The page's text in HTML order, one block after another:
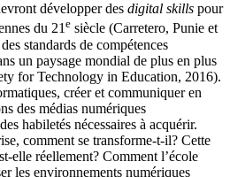
développer des digital skills pour
du 21e siècle (Carretero, Punie et
standards de compétences
un paysage mondial de plus en plus
for Technology in Education, 2016).
créer et communiquer en
des médias numériques
habiletés nécessaires à acquérir.
comment se transforme-t-il? Cette
elle réellement? Comment l’école
les environnements numériques